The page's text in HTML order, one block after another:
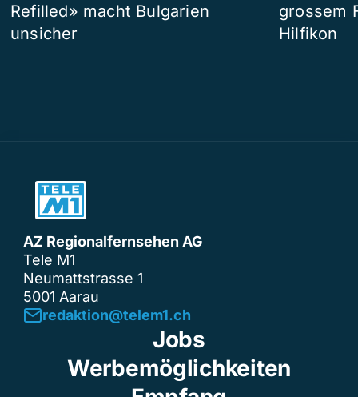
Refilled» macht Bulgarien
unsicher
grossem
Hilfikon
AZ Regionalfernsehen AG
Tele M1
Neumattstrasse 1
5001 Aarau
redaktion@telem1.ch
Jobs
Werbemöglichkeiten